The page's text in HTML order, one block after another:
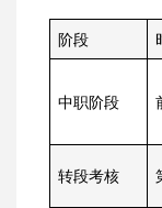
阶段
中职阶段
转段考核